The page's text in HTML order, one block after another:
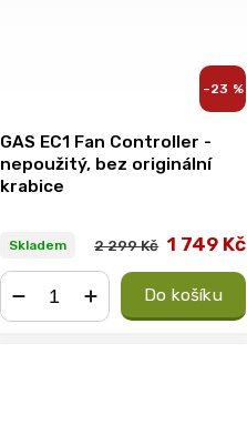
–23 %
GAS EC1 Fan Controller -
nepoužitý, bez originální
krabice
Skladem 2 299 Kč 1 749 Kč
Do košíku